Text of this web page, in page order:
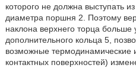
которого не должна выступать
диаметра поршня 2. Поэтому
наклона верхнего торца больше
дополнительного кольца 5,
возможные термодинамические
контактных поверхностей)